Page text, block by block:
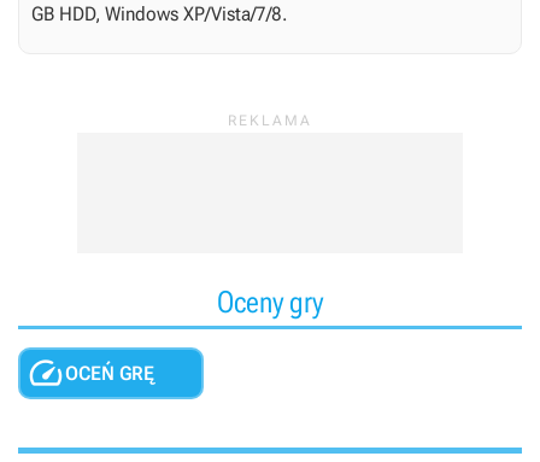
GB HDD, Windows XP/Vista/7/8.
Oceny gry
OCEŃ GRĘ